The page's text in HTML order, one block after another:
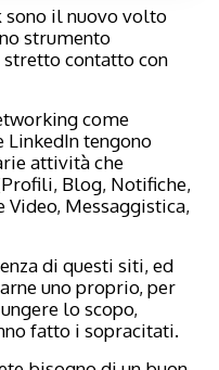
sono il nuovo volto
strumento
contatto con
come
LinkedIn tengono
attività che
Blog, Notifiche,
Video, Messaggistica,
di questi siti, ed
uno proprio, per
lo scopo,
fatto i sopracitati.